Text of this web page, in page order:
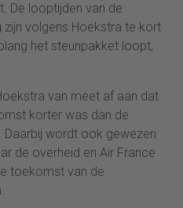
De looptijden van de
volgens Hoekstra te kort
het steunpakket loopt,
van meet af aan dat
korter was dan de
Daarbij wordt ook gewezen
de overheid en Air France
toekomst van de